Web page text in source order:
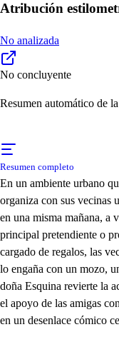
Atribución
No analizada
No concluyente
Resumen automático de
Resumen completo
En un ambiente urbano
organiza con sus vecinas
en una misma mañana, a
principal pretendiente o
cargado de regalos, las
lo engaña con un mozo,
doña Esquina revierte la
el apoyo de las amigas
en un desenlace cómico